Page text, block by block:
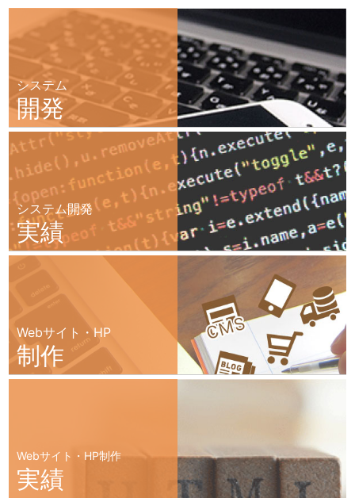
システム
開発
システム開発
実績
Webサイト・HP
制作
Webサイト・HP制作
実績